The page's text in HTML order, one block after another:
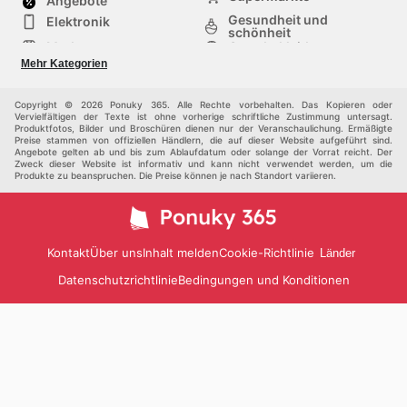
Ersparnisse jeden Tag.
Elektronik
Gesundheit und
schönheit
Mode
Sportbekleidung
Baumarkt
Mehr Kategorien
Copyright © 2026 Ponuky 365. Alle Rechte vorbehalten. Das Kopieren oder
Vervielfältigen der Texte ist ohne vorherige schriftliche Zustimmung untersagt.
Produktfotos, Bilder und Broschüren dienen nur der Veranschaulichung. Ermäßigte
Preise stammen von offiziellen Händlern, die auf dieser Website aufgeführt sind.
Angebote gelten ab und bis zum Ablaufdatum oder solange der Vorrat reicht. Der
Zweck dieser Website ist informativ und kann nicht verwendet werden, um die
Produkte zu beanspruchen. Die Preise können je nach Standort variieren.
KontaktÜber unsInhalt meldenCookie-Richtlinie Länder
DatenschutzrichtlinieBedingungen und Konditionen